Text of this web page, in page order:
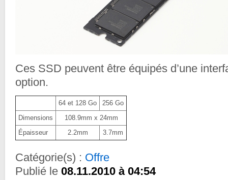
Ces SSD peuvent être équipés d’une
option.
64 et 128 Go
256 Go
Dimensions
108.9mm x 24mm
Épaisseur
2.2mm 3.7mm
Catégorie(s) : Offre
Publié le 08.11.2010 à 04:54